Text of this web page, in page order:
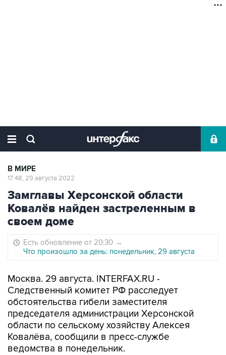
В МИРЕ
17:48, 29 августа 2022
Замглавы Херсонской области
Ковалёв найден застреленным в
своем доме
Есть обновление от 20:30 →
Что произошло за день: понедельник, 29 августа
Москва. 29 августа. INTERFAX.RU -
Следственный комитет РФ расследует
обстоятельства гибели заместителя
председателя администрации Херсонской
области по сельскому хозяйству Алексея
Ковалёва, сообщили в пресс-службе
ведомства в понедельник.